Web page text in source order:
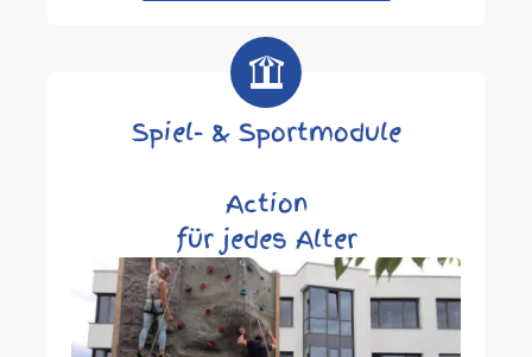
Spiel- & Sportmodule
Action
für jedes Alter